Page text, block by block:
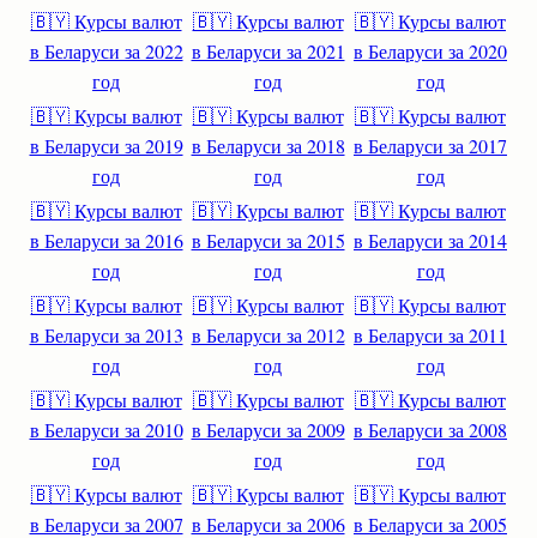
🇧🇾 Курсы валют
в Беларуси за 2022
год
🇧🇾 Курсы валют
в Беларуси за 2021
год
🇧🇾 Курсы валют
в Беларуси за 2020
год
🇧🇾 Курсы валют
в Беларуси за 2019
год
🇧🇾 Курсы валют
в Беларуси за 2018
год
🇧🇾 Курсы валют
в Беларуси за 2017
год
🇧🇾 Курсы валют
в Беларуси за 2016
год
🇧🇾 Курсы валют
в Беларуси за 2015
год
🇧🇾 Курсы валют
в Беларуси за 2014
год
🇧🇾 Курсы валют
в Беларуси за 2013
год
🇧🇾 Курсы валют
в Беларуси за 2012
год
🇧🇾 Курсы валют
в Беларуси за 2011
год
🇧🇾 Курсы валют
в Беларуси за 2010
год
🇧🇾 Курсы валют
в Беларуси за 2009
год
🇧🇾 Курсы валют
в Беларуси за 2008
год
🇧🇾 Курсы валют
в Беларуси за 2007
🇧🇾 Курсы валют
в Беларуси за 2006
🇧🇾 Курсы валют
в Беларуси за 2005